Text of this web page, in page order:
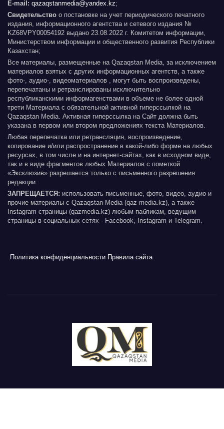
E-mail: qazaqstanmedia@yandex.kz;
Свидетельство о постановке на учет периодического печатного
издания, информационного агентства и сетевого издания №
KZ68VPY00054192 выдано 23.08.2022 г. Комитетом информации,
Министерством информации и общественного развития Республики
Казахстан;
Все материалы, размещенные на Qazaqstan Media, за исключением
материалов взятых с других информационных агентств, а также
фото-, аудио-, видеоматериалов , могут быть воспроизведены,
перепечатаны и ретранслированы исключительно
республиканскими информагенствами в объеме не более одной
трети Материала с обязательной активной гиперссылкой на
Qazaqstan Media. Активная гиперссылка на Сайт должна быть
указана в первом или втором предложениях текста Материалов.
Любая перепечатка или ретрансляция, воспроизведение,
копирование и/или распространение в какой-либо форме на любых
ресурсах, в том числе и на интернет-сайтах, как в исходном виде,
так и в виде фрагментов любых Материалов с пометкой
«Эксклюзив» разрешается только с письменного разрешения
редакции.
ЗАПРЕЩАЕТСЯ: использовать письменные, фото, видео, аудио и
прочие материалы с Qazaqstan Media (qaz-media.kz), а также
Instagram страницы (qazmedia.kz) любым пабликам, ведущим
страницы в социальных сетях - Facebook, Instagram и Telegram.
Политика конфиденциальности Правила сайта